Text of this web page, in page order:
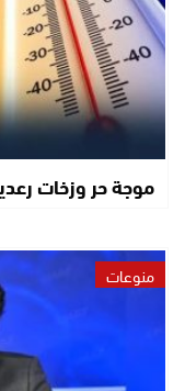
موجة حر وزخات
منوعات